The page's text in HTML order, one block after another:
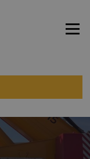
Meniu